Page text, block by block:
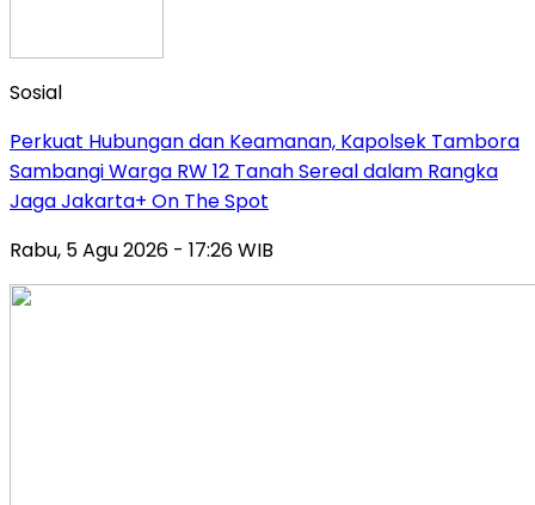
Sosial
Perkuat Hubungan dan Keamanan, Kapolsek Tambora
Sambangi Warga RW 12 Tanah Sereal dalam Rangka
Jaga Jakarta+ On The Spot
Rabu, 5 Agu 2026 - 17:26 WIB